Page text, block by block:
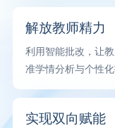
解放教师精力
利用智能批改，让
准学情分析与个性化
实现双向赋能